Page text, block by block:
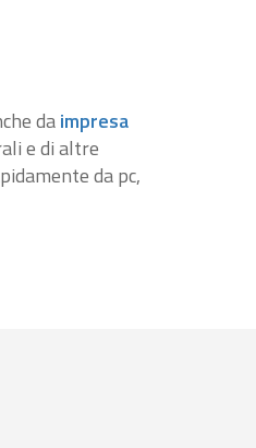
daimpresa
e di altre
da pc,